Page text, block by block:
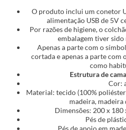
O produto inclui um conetor
alimentação USB de 5V
Por razões de higiene, o
embalagem tiver
Apenas a parte com o
cortada e apenas a parte com
como
Estrutura de
Cor:
Material: tecido (100%
madeira,
Dimensões: 200 x 180
Pés de
Pés de apoio em